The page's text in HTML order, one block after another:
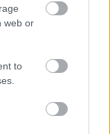
web or
to
,
Peter Cerny
rendszer
kiránduláshoz